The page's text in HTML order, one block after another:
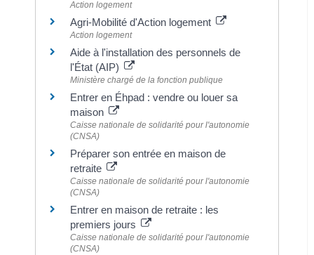
Action logement
Agri-Mobilité d'Action logement
Action logement
Aide à l'installation des personnels de
l'État (AIP)
Ministère chargé de la fonction publique
Entrer en Éhpad : vendre ou louer sa
maison
Caisse nationale de solidarité pour l'autonomie
(CNSA)
Préparer son entrée en maison de
retraite
Caisse nationale de solidarité pour l'autonomie
(CNSA)
Entrer en maison de retraite : les
premiers jours
Caisse nationale de solidarité pour l'autonomie
(CNSA)